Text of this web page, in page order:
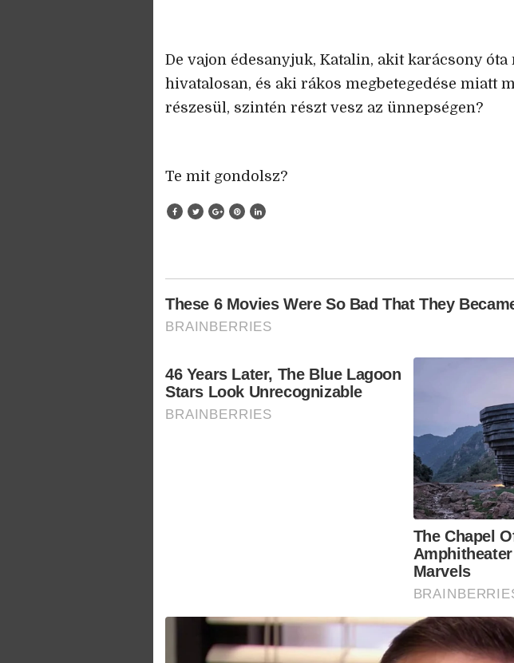
De vajon édesanyjuk, Katalin, akit karácsony óta
hivatalosan, és aki rákos megbetegedése miatt
részesül, szintén részt vesz az ünnepségen?
Te mit gondolsz?
These 6 Movies Were So Bad That They
BRAINBERRIES
46 Years Later, The Blue Lagoon
Stars Look Unrecognizable
BRAINBERRIES
The Chapel
Marvels